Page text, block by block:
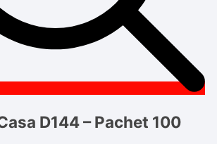
D144 – Pachet 100